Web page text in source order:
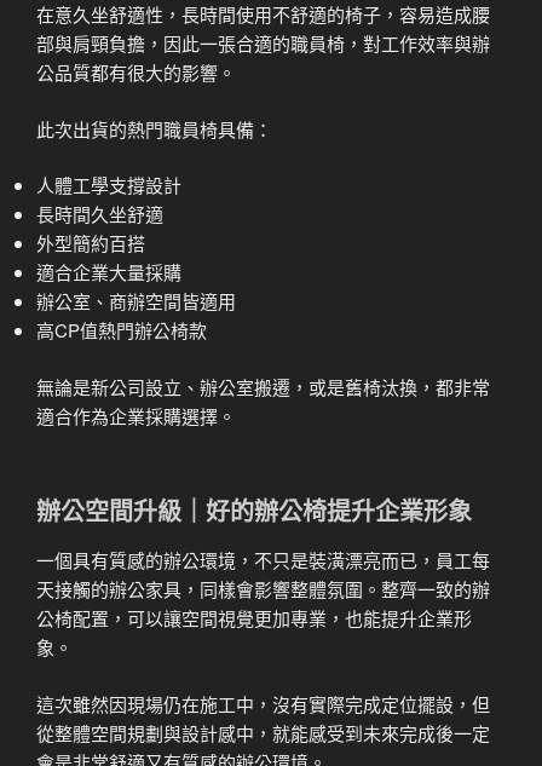
在意久坐舒適性，長時間使用不舒適的椅子，容易造成腰
部與肩頸負擔，因此一張合適的職員椅，對工作效率與辦
公品質都有很大的影響。
此次出貨的熱門職員椅具備：
人體工學支撐設計
長時間久坐舒適
外型簡約百搭
適合企業大量採購
辦公室、商辦空間皆適用
高CP值熱門辦公椅款
無論是新公司設立、辦公室搬遷，或是舊椅汰換，都非常
適合作為企業採購選擇。
辦公空間升級｜好的辦公椅提升企業形象
一個具有質感的辦公環境，不只是裝潢漂亮而已，員工每
天接觸的辦公家具，同樣會影響整體氛圍。整齊一致的辦
公椅配置，可以讓空間視覺更加專業，也能提升企業形
象。
這次雖然因現場仍在施工中，沒有實際完成定位擺設，但
從整體空間規劃與設計感中，就能感受到未來完成後一定